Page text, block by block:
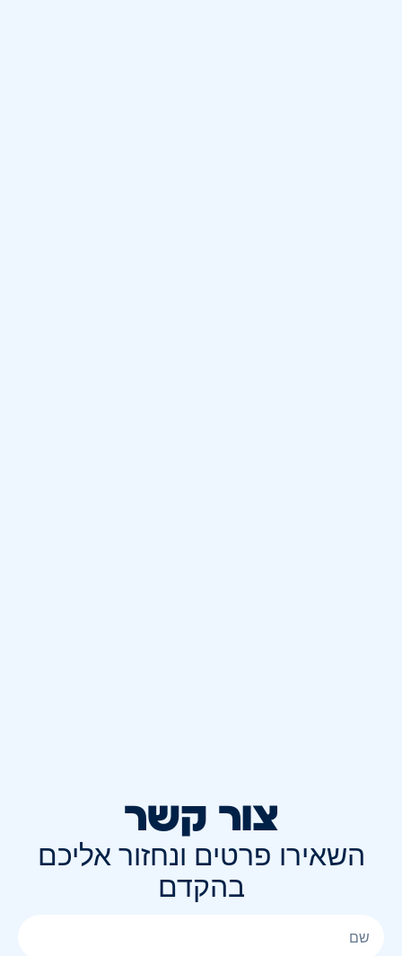
צור קשר
השאירו פרטים ונחזור אליכם
בהקדם